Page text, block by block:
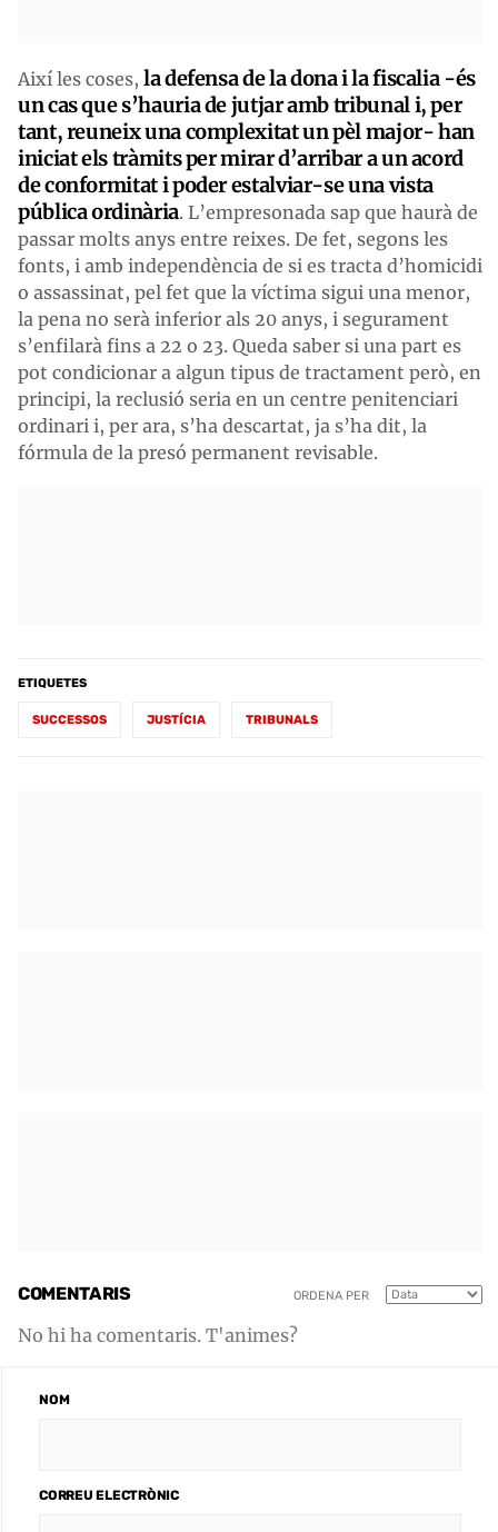
Així les coses, la defensa de la dona i la fiscalia -és
un cas que s’hauria de jutjar amb tribunal i, per
tant, reuneix una complexitat un pèl major- han
iniciat els tràmits per mirar d’arribar a un acord
de conformitat i poder estalviar-se una vista
pública ordinària. L’empresonada sap que haurà de
passar molts anys entre reixes. De fet, segons les
fonts, i amb independència de si es tracta d’homicidi
o assassinat, pel fet que la víctima sigui una menor,
la pena no serà inferior als 20 anys, i segurament
s’enfilarà fins a 22 o 23. Queda saber si una part es
pot condicionar a algun tipus de tractament però, en
principi, la reclusió seria en un centre penitenciari
ordinari i, per ara, s’ha descartat, ja s’ha dit, la
fórmula de la presó permanent revisable.
ETIQUETES
SUCCESSOS JUSTÍCIA TRIBUNALS
COMENTARIS ORDENA PER
No hi ha comentaris. T'animes?
NOM
CORREU ELECTRÒNIC